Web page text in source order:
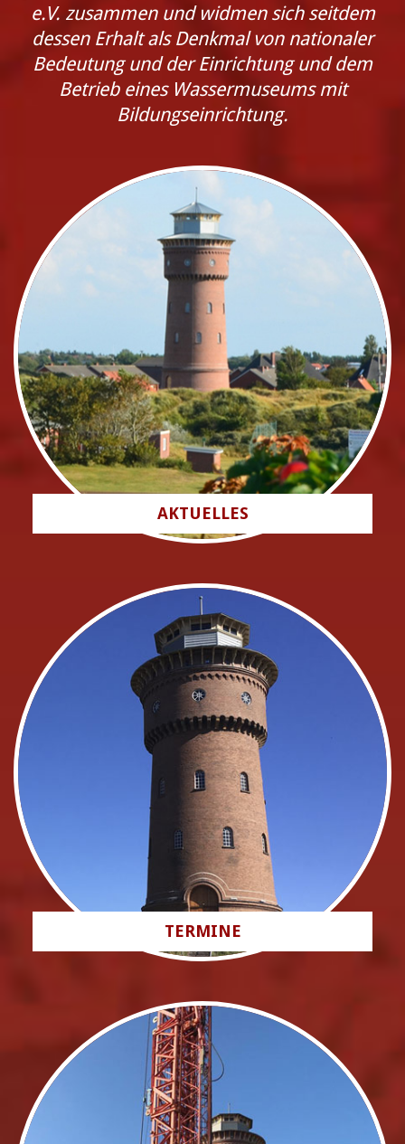
e.V. zusammen und widmen sich seitdem
dessen Erhalt als Denkmal von nationaler
Bedeutung und der Einrichtung und dem
Betrieb eines Wassermuseums mit
Bildungseinrichtung.
AKTUELLES
TERMINE